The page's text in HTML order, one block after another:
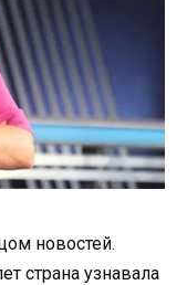
новостей.
страна узнавала